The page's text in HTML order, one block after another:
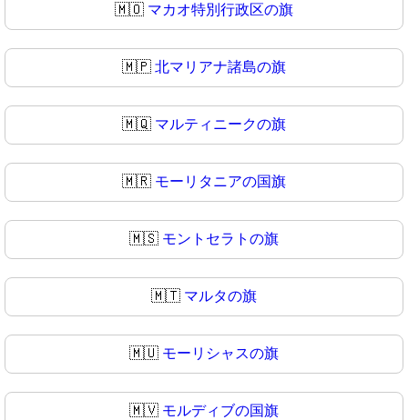
🇲🇴 マカオ特別行政区の旗
🇲🇵 北マリアナ諸島の旗
🇲🇶 マルティニークの旗
🇲🇷 モーリタニアの国旗
🇲🇸 モントセラトの旗
🇲🇹 マルタの旗
🇲🇺 モーリシャスの旗
🇲🇻 モルディブの国旗